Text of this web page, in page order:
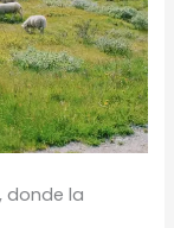
donde la